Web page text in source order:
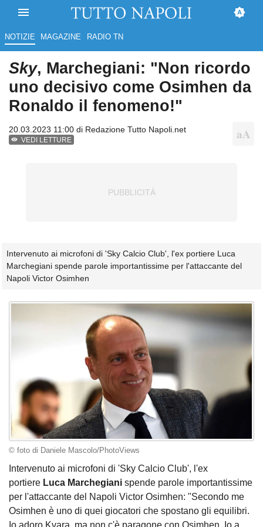
NOTIZIE MAGAZINE RADIO TN
Sky, Marchegiani: "Non ricordo
uno decisivo come Osimhen da
Ronaldo il fenomeno!"
20.03.2023 11:00 di Redazione Tutto Napoli.net
VEDI LETTURE
Intervenuto ai microfoni di 'Sky Calcio Club', l'ex portiere Luca
Marchegiani spende parole importantissime per l'attaccante del
Napoli Victor Osimhen
© foto di Daniele Mascolo/PhotoViews
Intervenuto ai microfoni di 'Sky Calcio Club', l'ex
portiere Luca Marchegiani spende parole importantissime
per l'attaccante del Napoli Victor Osimhen: "Secondo me
Osimhen è uno di quei giocatori che spostano gli equilibri.